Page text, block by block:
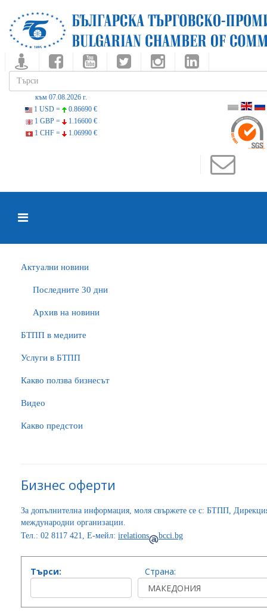
към 07.08.2026 г.
1 USD =
0.86690 €
1 GBP =
1.16600 €
1 CHF =
1.06990 €
Актуални новини
Последните 30 дни
Архив на новини
БTПП в медиите
Услуги в БТПП
Какво ползва бизнесът
Видео
Какво предстои
Бизнес оферти
За допълнителна информация, моля свържете се с: БТПП,
международни организации.
Тел.: 02 8117 421, Е-мейл: irelations bcci.bg
Търси: Страна: